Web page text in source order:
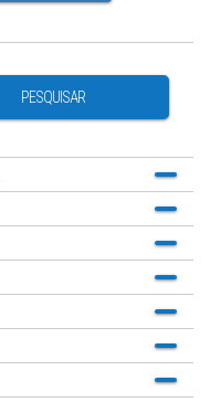
PESQUISAR